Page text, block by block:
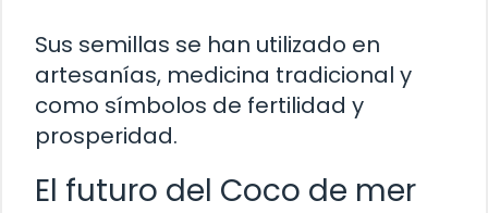
Sus semillas se han utilizado en
artesanías, medicina tradicional y
como símbolos de fertilidad y
prosperidad.
El futuro del Coco de mer